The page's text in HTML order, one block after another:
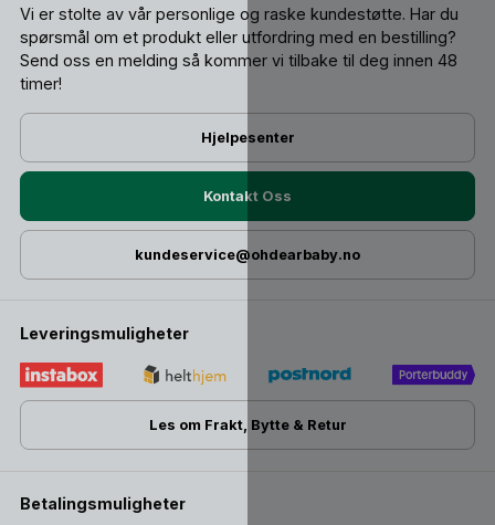
Vi er stolte av vår personlige og raske kundestøtte. Har du
spørsmål om et produkt eller utfordring med en bestilling?
Send oss ​​en melding så kommer vi tilbake til deg innen 48
timer!
Hjelpesenter
Kontakt Oss
kundeservice@ohdearbaby.no
Leveringsmuligheter
Les om Frakt, Bytte & Retur
Betalingsmuligheter